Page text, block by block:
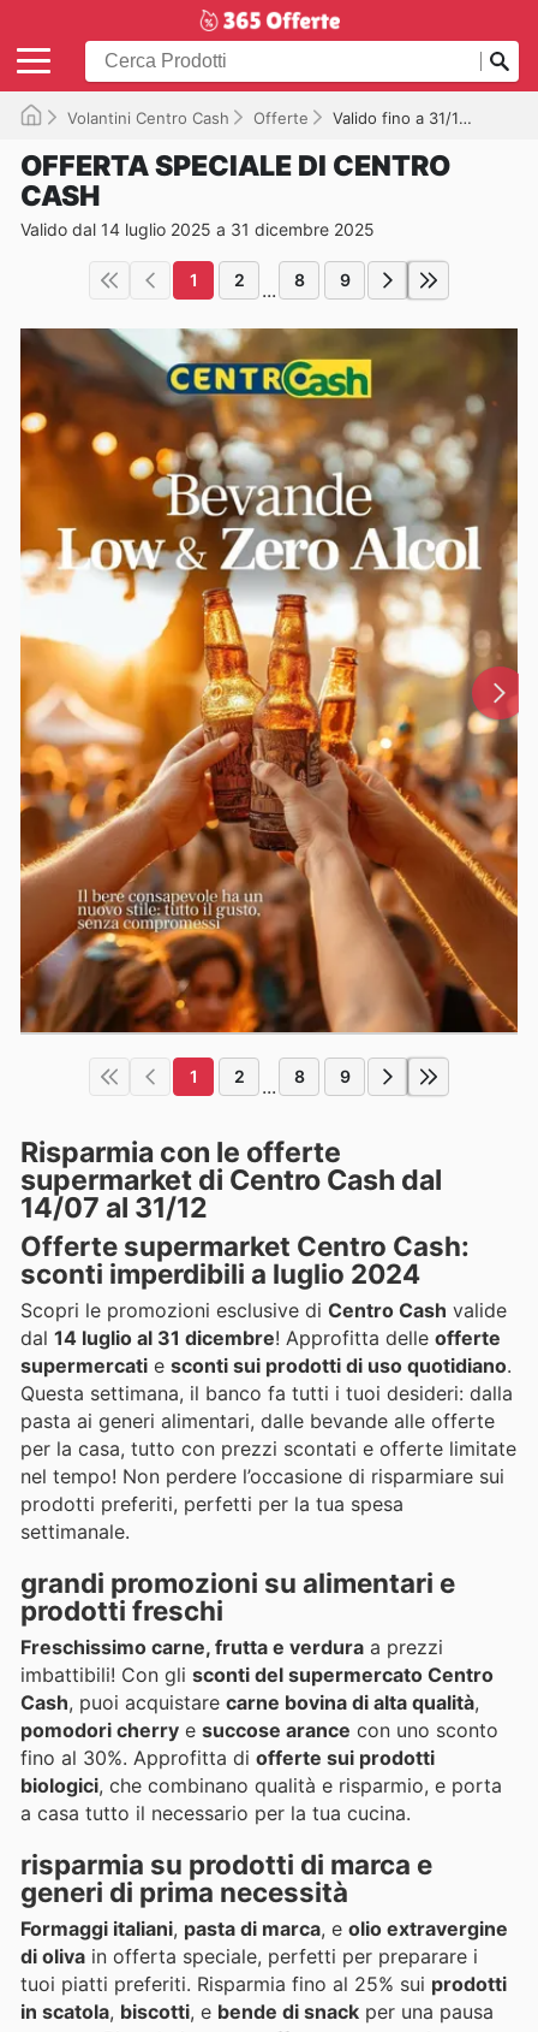
Volantini Centro Cash Offerte Valido fino a 31/12/2025
OFFERTA SPECIALE DI CENTRO
CASH
Valido dal 14 luglio 2025 a 31 dicembre 2025
1 2 ... 8 9
1 2 ... 8 9
Risparmia con le offerte
supermarket di Centro Cash dal
14/07 al 31/12
Offerte supermarket Centro Cash:
sconti imperdibili a luglio 2024
Scopri le promozioni esclusive di Centro Cash valide
dal 14 luglio al 31 dicembre! Approfitta delle offerte
supermercati e sconti sui prodotti di uso quotidiano.
Questa settimana, il banco fa tutti i tuoi desideri: dalla
pasta ai generi alimentari, dalle bevande alle offerte
per la casa, tutto con prezzi scontati e offerte limitate
nel tempo! Non perdere l’occasione di risparmiare sui
prodotti preferiti, perfetti per la tua spesa
settimanale.
grandi promozioni su alimentari e
prodotti freschi
Freschissimo carne, frutta e verdura a prezzi
imbattibili! Con gli sconti del supermercato Centro
Cash, puoi acquistare carne bovina di alta qualità,
pomodori cherry e succose arance con uno sconto
fino al 30%. Approfitta di offerte sui prodotti
biologici, che combinano qualità e risparmio, e porta
a casa tutto il necessario per la tua cucina.
risparmia su prodotti di marca e
generi di prima necessità
Formaggi italiani, pasta di marca, e olio extravergine
di oliva in offerta speciale, perfetti per preparare i
tuoi piatti preferiti. Risparmia fino al 25% sui prodotti
in scatola, biscotti, e bende di snack per una pausa